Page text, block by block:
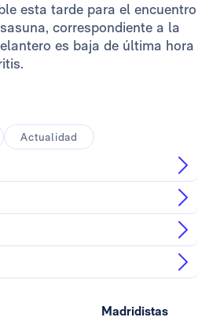
esta tarde para el encuentro
correspondiente a la
es baja de última hora
Actualidad
Madridistas